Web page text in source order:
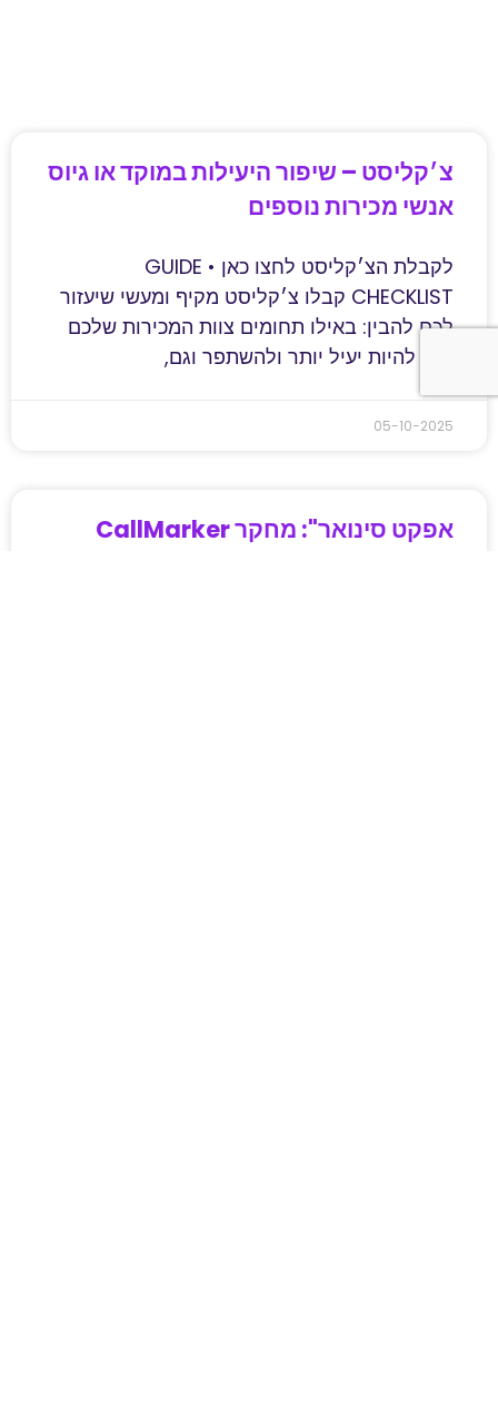
צ׳קליסט – שיפור היעילות במוקד או גיוס
אנשי מכירות נוספים
לקבלת הצ׳קליסט לחצו כאן GUIDE •
CHECKLIST קבלו צ׳קליסט מקיף ומעשי שיעזור
לכם להבין: באילו תחומים צוות המכירות שלכם
יכול להיות יעיל יותר ולהשתפר וגם,
05-10-2025
אפקט סינואר": מחקר CallMarker